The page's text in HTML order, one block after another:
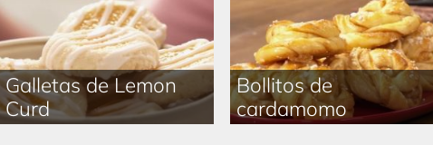
Galletas de Lemon
Curd
Bollitos de
cardamomo